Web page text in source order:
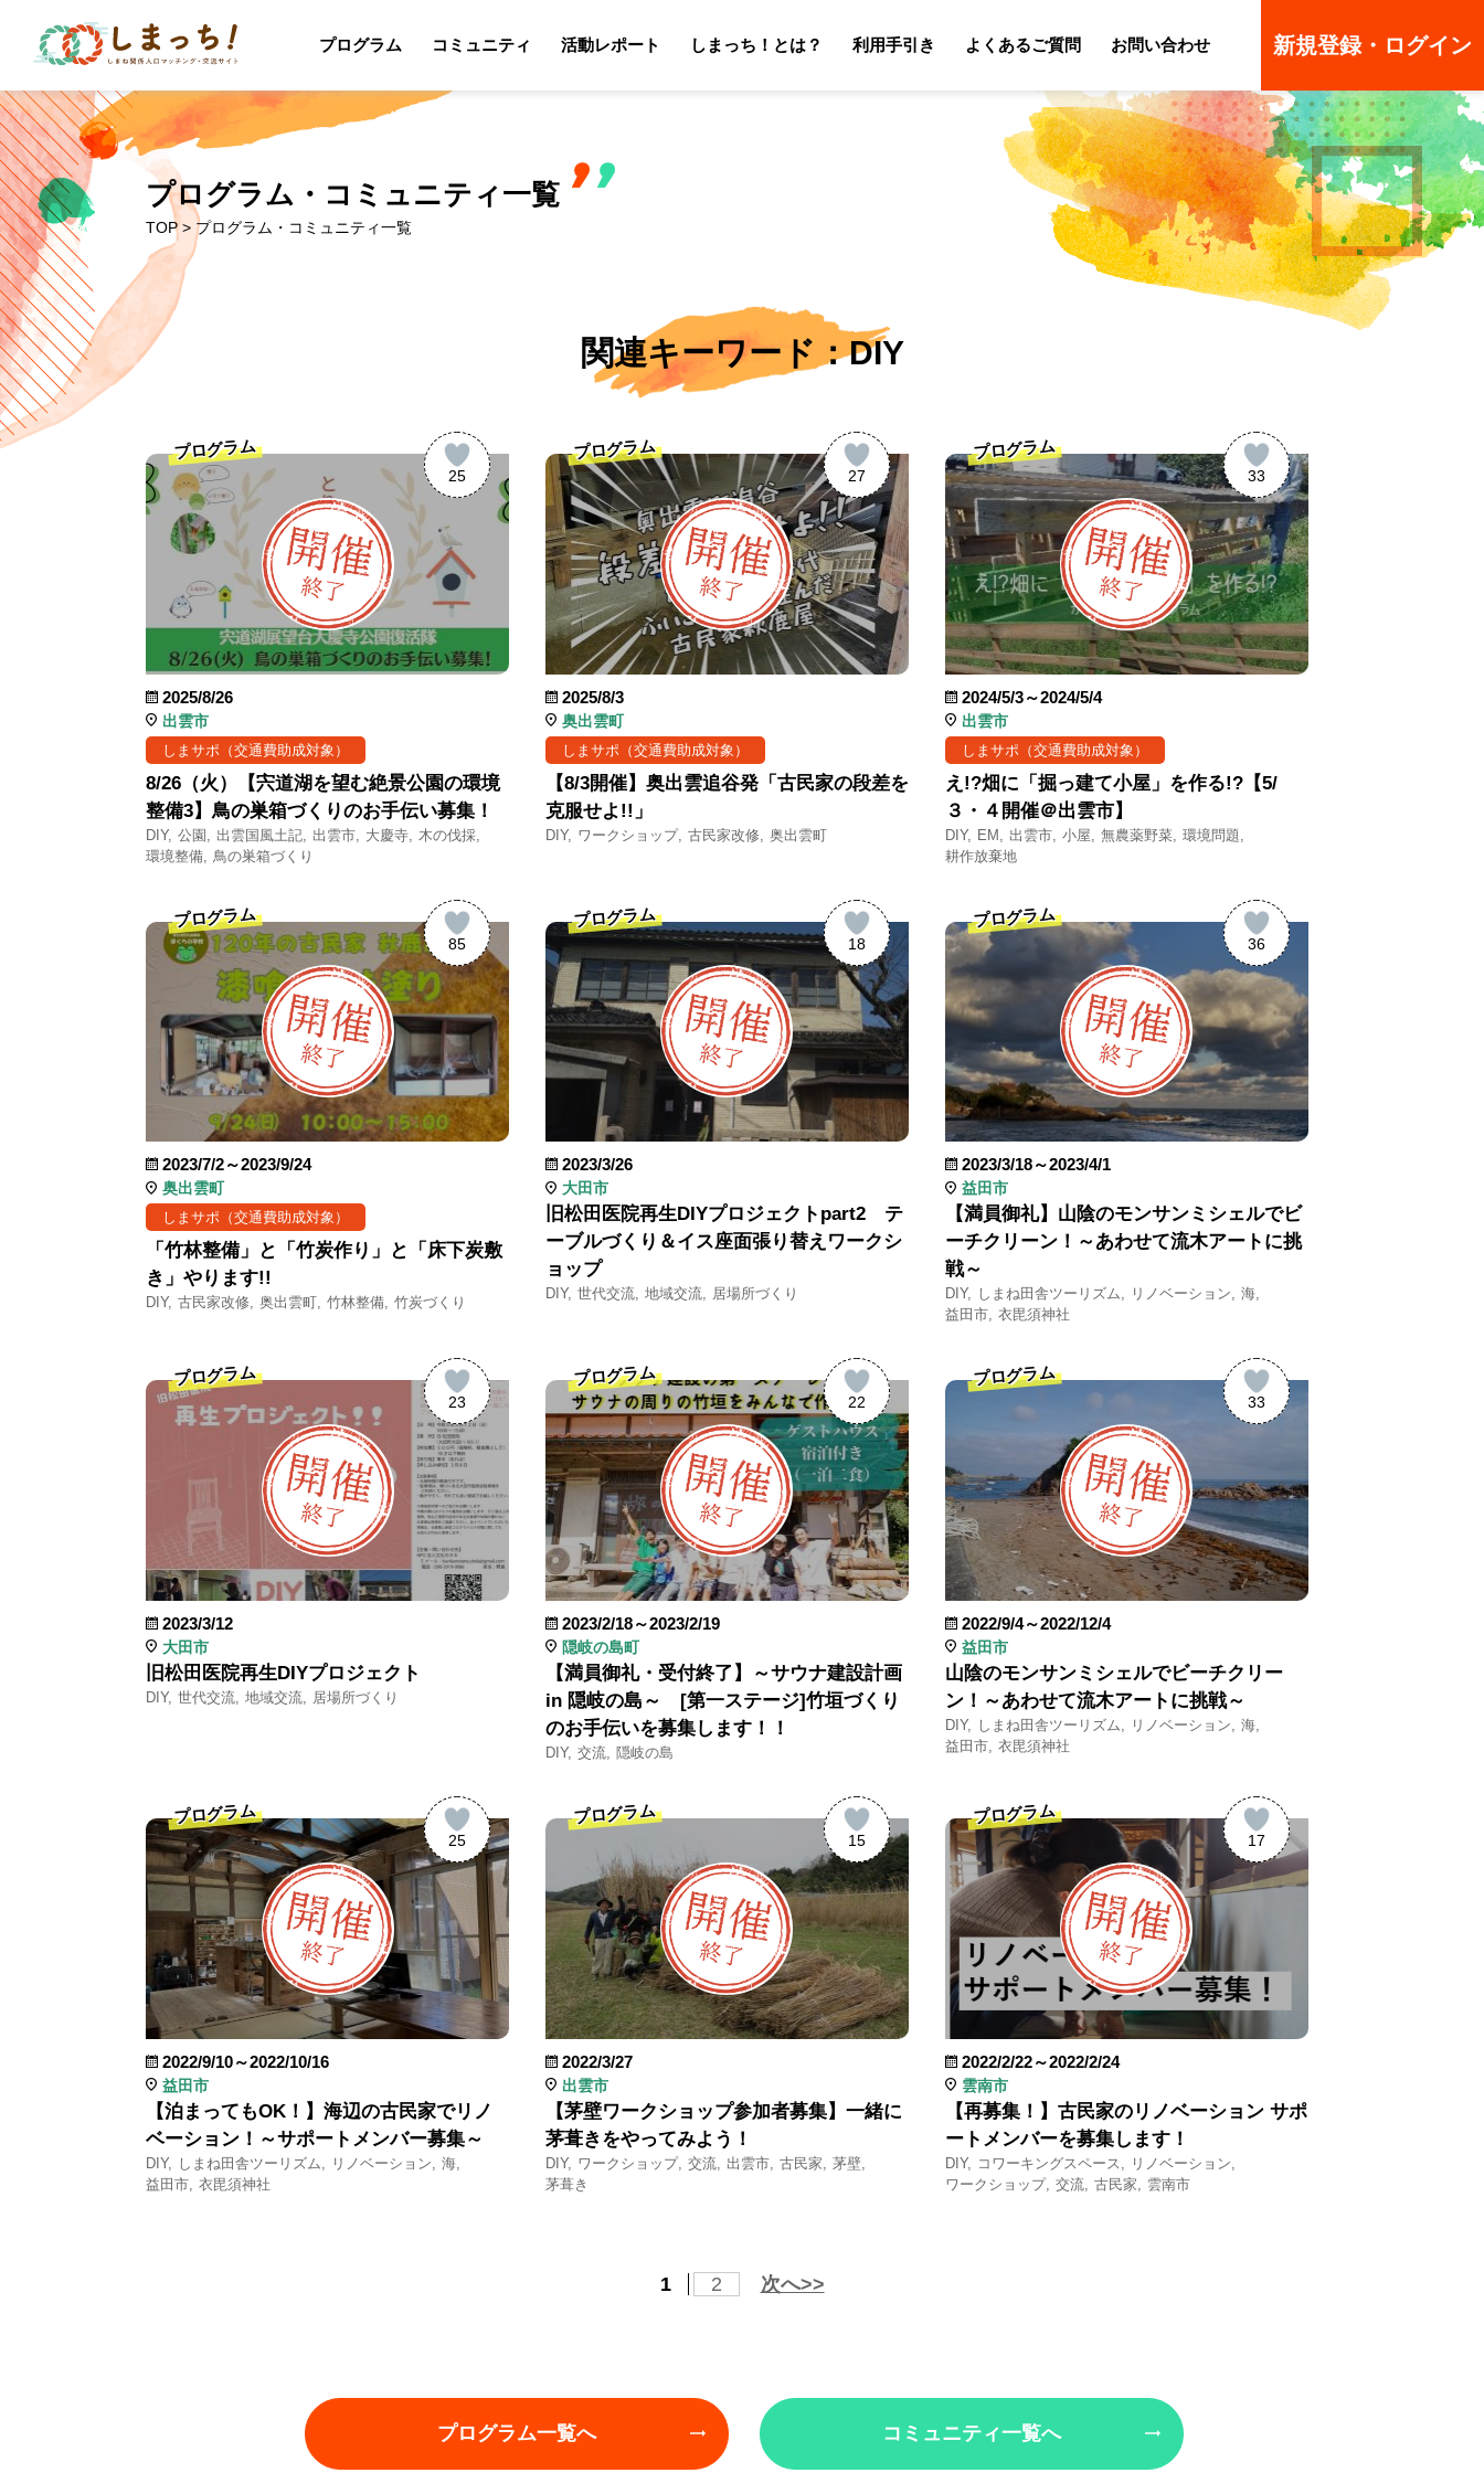
プログラム コミュニティ 活動レポート しまっち！とは？
利用手引き
よくあるご質問
お問い合わせ 新規登録・ログイン
プログラム・コミュニティ一覧
TOP> プログラム・コミュニティ一覧
関連キーワード：DIY
25
プログラム
2025/8/26
出雲市
しまサポ（交通費助成対象）
8/26（火）【宍道湖を望む絶景公園の環境
整備3】鳥の巣箱づくりのお手伝い募集！
DIY 公園 出雲国風土記 出雲市 大慶寺
木の伐採
環境整備
鳥の巣箱づくり
27
プログラム
2025/8/3
奥出雲町
しまサポ（交通費助成対象）
【8/3開催】奥出雲追谷発「古民家の段差を
克服せよ!!」
DIY ワークショップ 古民家改修 奥出雲町
33
プログラム
2024/5/3～2024/5/4
出雲市
しまサポ（交通費助成対象）
え!?畑に「掘っ建て小屋」を作る!?【5/
３・４開催＠出雲市】
DIY EM 出雲市 小屋 無農薬野菜
環境問題
耕作放棄地
85
プログラム
2023/7/2～2023/9/24
奥出雲町
しまサポ（交通費助成対象）
「竹林整備」と「竹炭作り」と「床下炭敷
き」やります!!
DIY 古民家改修 奥出雲町 竹林整備 竹炭づくり
18
プログラム
2023/3/26
大田市
旧松田医院再生DIYプロジェクトpart2 テ
ーブルづくり＆イス座面張り替えワークシ
ョップ
DIY 世代交流 地域交流 居場所づくり
36
プログラム
2023/3/18～2023/4/1
益田市
【満員御礼】山陰のモンサンミシェルでビ
ーチクリーン！～あわせて流木アートに挑
戦～
DIY しまね田舎ツーリズム リノベーション
海
益田市
衣毘須神社
23
プログラム
2023/3/12
大田市
旧松田医院再生DIYプロジェクト
DIY 世代交流 地域交流 居場所づくり
22
プログラム
2023/2/18～2023/2/19
隠岐の島町
【満員御礼・受付終了】～サウナ建設計画
in 隠岐の島～ [第一ステージ]竹垣づくり
のお手伝いを募集します！！
DIY 交流 隠岐の島
33
プログラム
2022/9/4～2022/12/4
益田市
山陰のモンサンミシェルでビーチクリー
ン！～あわせて流木アートに挑戦～
DIY しまね田舎ツーリズム リノベーション
海
益田市
衣毘須神社
25
プログラム
2022/9/10～2022/10/16
益田市
【泊まってもOK！】海辺の古民家でリノ
ベーション！～サポートメンバー募集～
DIY しまね田舎ツーリズム リノベーション
海
益田市 衣毘須神社
15
プログラム
2022/3/27
出雲市
【茅壁ワークショップ参加者募集】一緒に
茅葺きをやってみよう！
DIY ワークショップ 交流 出雲市 古民家
茅壁
茅葺き
17
プログラム
2022/2/22～2022/2/24
雲南市
【再募集！】古民家のリノベーション サポ
ートメンバーを募集します！
DIY コワーキングスペース
リノベーション
ワークショップ
交流 古民家 雲南市
1 2 次へ>>
プログラム一覧へ コミュニティ一覧へ